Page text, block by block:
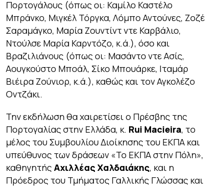
Πορτογάλους (όπως οι: Καμίλο Καστέλο
Μπράνκο, Μιγκέλ Τόργκα, Λόμπο Αντούνες, Ζοζέ
Σαραμάγκο, Μαρία Ζουντίντ ντε Καρβάλιο,
Ντούλσε Μαρία Καρντόζο, κ.ά.), όσο και
Βραζιλιάνους (όπως οι: Μασάντο ντε Ασίς,
Αουγκούστο Μποάλ, Σίκο Μπουάρκε, Ιταμάρ
Βιέιρα Ζούνιορ, κ.ά.), καθώς και τον Αγκολέζο
Οντζάκι.
Την εκδήλωση θα χαιρετίσει ο Πρέσβης της
Πορτογαλίας στην Ελλάδα, κ. Rui Macieira, το
μέλος του Συμβουλίου Διοίκησης του ΕΚΠΑ και
υπεύθυνος των δράσεων «Το ΕΚΠΑ στην Πόλη»,
καθηγητήςΑχιλλέας Χαλδαιάκης, και η
Πρόεδρος του Τμήματος Γαλλικής Γλώσσας και